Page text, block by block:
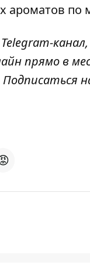
ароматов по
Telegram-канал
прямо в
Подписаться